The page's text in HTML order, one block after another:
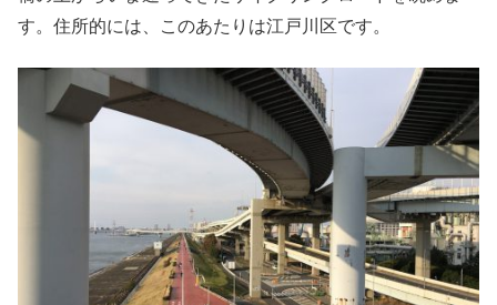
す。住所的には、このあたりは江戸川区です。